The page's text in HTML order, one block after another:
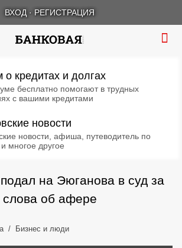
ВХОД · РЕГИСТРАЦИЯ
о кредитах и долгах
бесплатно помогают в трудных
с вашими кредитами
новости
новости, афиша, путеводитель по
многое другое
на Эюганова в суд за
слова об афере
Бизнес и люди